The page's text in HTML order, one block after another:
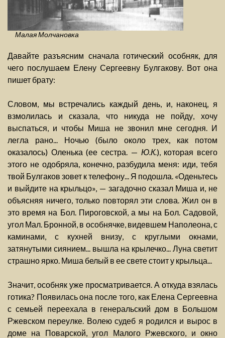
Малая Молчановка
Давайте разъясним сначала готический особняк, для
чего послушаем Елену Сергеевну Булгакову. Вот она
пишет брату:
Словом, мы встречались каждый день, и, наконец, я
взмолилась и сказала, что никуда не пойду, хочу
выспаться, и чтобы Миша не звонил мне сегодня. И
легла рано... Ночью (было около трех, как потом
оказалось) Оленька (ее сестра. — Ю.К.), которая всего
этого не одобряла, конечно, разбудила меня: иди, тебя
твой Булгаков зовет к телефону... Я подошла. «Оденьтесь
и выйдите на крыльцо», — загадочно сказал Миша и, не
объясняя ничего, только повторял эти слова. Жил он в
это время на Бол. Пироговской, а мы на Бол. Садовой,
угол Мал. Бронной, в особнячке, видевшем Наполеона, с
каминами, с кухней внизу, с круглыми окнами,
затянутыми сиянием... вышла на крылечко... Луна светит
страшно ярко. Миша белый в ее свете стоит у крыльца...
Значит, особняк уже просматривается. А откуда взялась
готика? Появилась она после того, как Елена Сергеевна
с семьей переехала в генеральский дом в Большом
Ржевском переулке. Волею судеб я родился и вырос в
доме на Поварской, угол Малого Ржевского, и окно